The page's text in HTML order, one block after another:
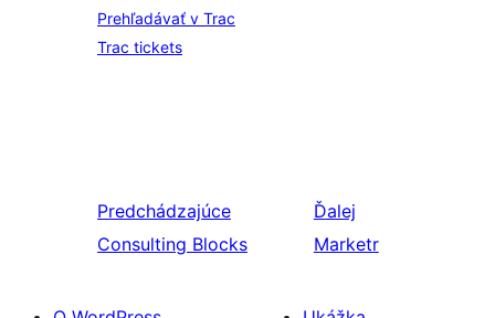
Prehľadávať v Trac
Trac tickets
Predchádzajúce
Consulting Blocks
Ďalej
Marketr